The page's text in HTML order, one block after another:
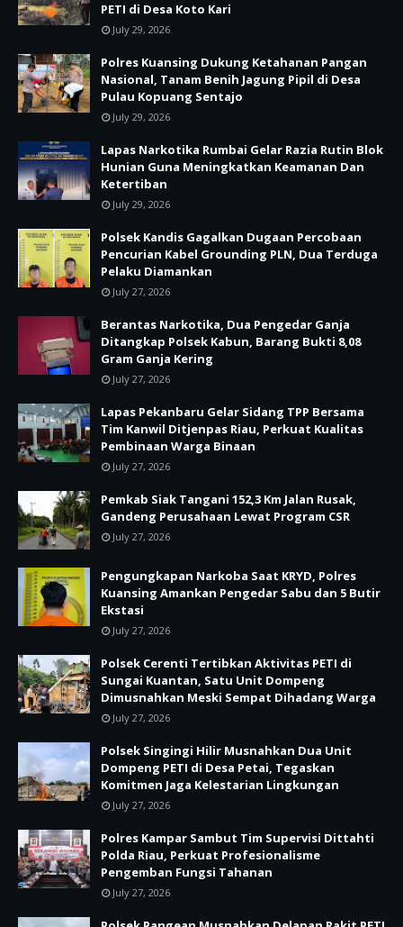
PETI di Desa Koto Kari
July 29, 2026
Polres Kuansing Dukung Ketahanan Pangan
Nasional, Tanam Benih Jagung Pipil di Desa
Pulau Kopuang Sentajo
July 29, 2026
Lapas Narkotika Rumbai Gelar Razia Rutin Blok
Hunian Guna Meningkatkan Keamanan Dan
Ketertiban
July 29, 2026
Polsek Kandis Gagalkan Dugaan Percobaan
Pencurian Kabel Grounding PLN, Dua Terduga
Pelaku Diamankan
July 27, 2026
Berantas Narkotika, Dua Pengedar Ganja
Ditangkap Polsek Kabun, Barang Bukti 8,08
Gram Ganja Kering
July 27, 2026
Lapas Pekanbaru Gelar Sidang TPP Bersama
Tim Kanwil Ditjenpas Riau, Perkuat Kualitas
Pembinaan Warga Binaan
July 27, 2026
Pemkab Siak Tangani 152,3 Km Jalan Rusak,
Gandeng Perusahaan Lewat Program CSR
July 27, 2026
Pengungkapan Narkoba Saat KRYD, Polres
Kuansing Amankan Pengedar Sabu dan 5 Butir
Ekstasi
July 27, 2026
Polsek Cerenti Tertibkan Aktivitas PETI di
Sungai Kuantan, Satu Unit Dompeng
Dimusnahkan Meski Sempat Dihadang Warga
July 27, 2026
Polsek Singingi Hilir Musnahkan Dua Unit
Dompeng PETI di Desa Petai, Tegaskan
Komitmen Jaga Kelestarian Lingkungan
July 27, 2026
Polres Kampar Sambut Tim Supervisi Dittahti
Polda Riau, Perkuat Profesionalisme
Pengemban Fungsi Tahanan
July 27, 2026